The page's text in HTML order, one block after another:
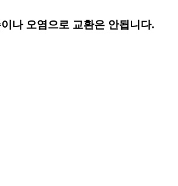
오염으로 교환은 안됩니다.